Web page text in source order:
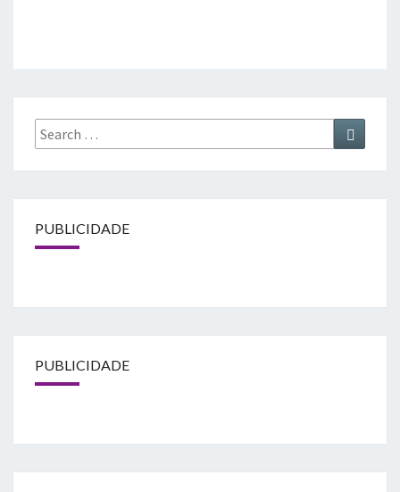
Search
for:
Search
PUBLICIDADE
PUBLICIDADE